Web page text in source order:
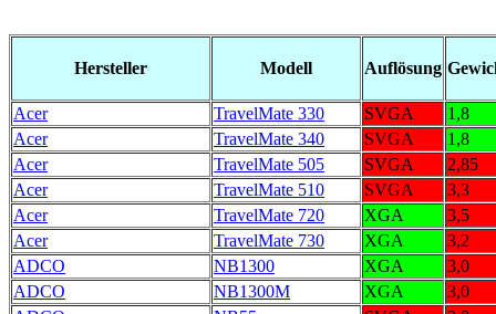
Hersteller Modell Auflösung
Acer TravelMate 330 SVGA
1,8
Acer
TravelMate 340 SVGA
1,8
Acer
TravelMate 505 SVGA
2,85
Acer
TravelMate 510 SVGA
3,3
Acer
TravelMate 720 XGA
3,5
Acer
TravelMate 730 XGA
3,2
ADCO
NB1300 XGA
3,0
ADCO
NB1300M XGA
3,0